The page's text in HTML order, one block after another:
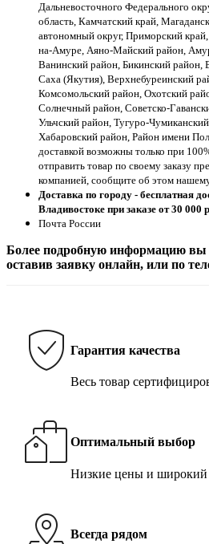
Дальневосточного Федерального
область, Камчатский край,
автономный округ, Приморский
на-Амуре, Аяно-Майский район,
Ванинский район, Бикинский район,
Саха (Якутия), Верхнебуреинский
Комсомольский район, Охотский
Солнечный район, Советско-
Ульчский район, Тугуро-
Хабаровский район, Район имени
доставкой возможны только при
отправить товар по своему заказу
компанией, сообщите об этом
Доставка по городу - бесплатная
Владивостоке при заказе от 30 000
Почта России
Более подробную информацию вы
оставив заявку онлайн, или по
Гарантия качества
Весь товар
Оптимальный выбор
Низкие цены и широкий
Всегда рядом